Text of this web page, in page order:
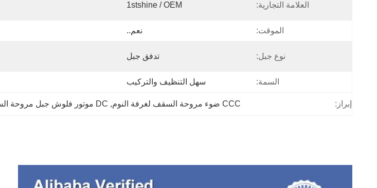
العلامة التجارية: 1stshine / OEM
الموقت: نعم..
نوع جبل: تدفق جبل
السمة: سهل التنظيف والتركيب
إبراز: CCC ضوء مروحة السقف لغرفة النوم , DC موتور فلوش جبل مروحة السقف